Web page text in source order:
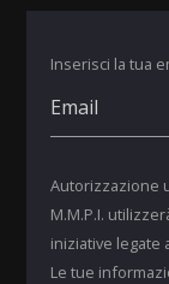
Inserisci la tua
Autorizzazione
M.M.P.I.
iniziative legate
Le tue